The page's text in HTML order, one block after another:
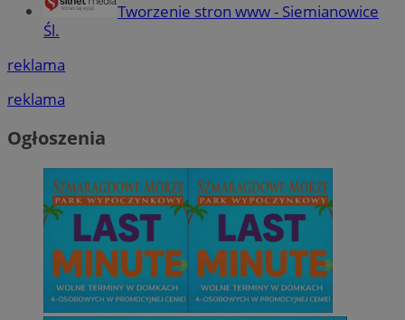
Tworzenie stron www - Siemianowice
Śl.
reklama
reklama
Ogłoszenia